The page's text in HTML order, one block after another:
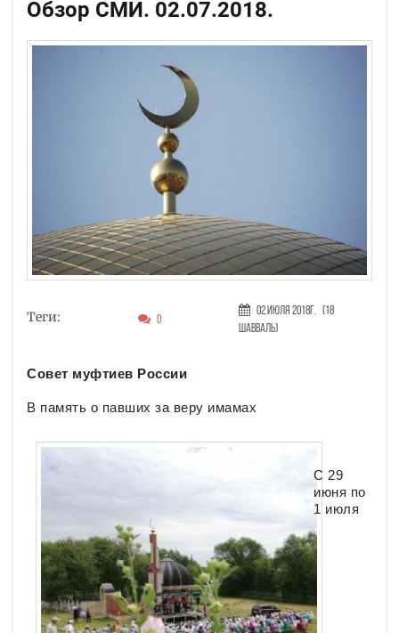
Обзор СМИ. 02.07.2018.
Теги: 0
02 Июля 2018г. (18
Шавваль)
Совет муфтиев России
В память о павших за веру имамах
С 29
июня по
1 июля